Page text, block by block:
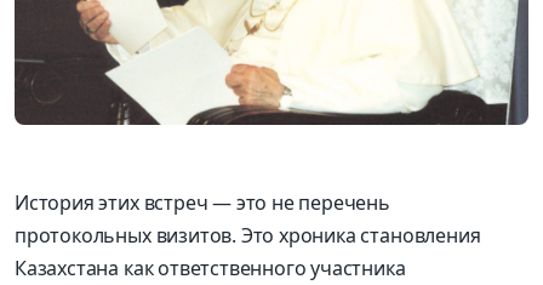
История этих встреч — это не перечень
протокольных визитов. Этохроника становления
Казахстана как ответственного участника